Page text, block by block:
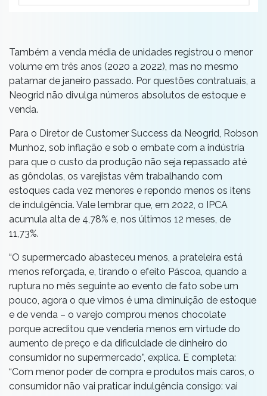
Também a venda média de unidades registrou o menor
volume em três anos (2020 a 2022), mas no mesmo
patamar de janeiro passado. Por questões contratuais, a
Neogrid não divulga números absolutos de estoque e
venda.
Para o Diretor de Customer Success da Neogrid, Robson
Munhoz, sob inflação e sob o embate com a indústria
para que o custo da produção não seja repassado até
as gôndolas, os varejistas vêm trabalhando com
estoques cada vez menores e repondo menos os itens
de indulgência. Vale lembrar que, em 2022, o IPCA
acumula alta de 4,78% e, nos últimos 12 meses, de
11,73%.
“O supermercado abasteceu menos, a prateleira está
menos reforçada, e, tirando o efeito Páscoa, quando a
ruptura no mês seguinte ao evento de fato sobe um
pouco, agora o que vimos é uma diminuição de estoque
e de venda – o varejo comprou menos chocolate
porque acreditou que venderia menos em virtude do
aumento de preço e da dificuldade de dinheiro do
consumidor no supermercado”, explica. E completa:
“Com menor poder de compra e produtos mais caros, o
consumidor não vai praticar indulgência consigo: vai